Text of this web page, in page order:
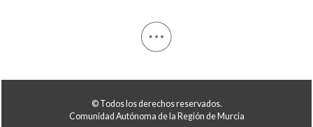
© Todos los derechos reservados.
Comunidad Autónoma de la Región de Murcia